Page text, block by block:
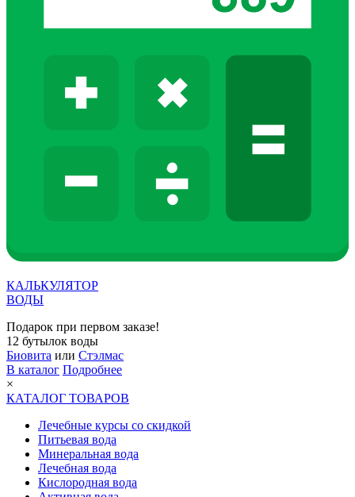
КАЛЬКУЛЯТОР
ВОДЫ
Подарок при первом заказе!
12 бутылок воды
Биовита или Стэлмас
В каталог Подробнее
×
КАТАЛОГ ТОВАРОВ
Лечебные курсы со скидкой
Питьевая вода
Минеральная вода
Лечебная вода
Кислородная вода